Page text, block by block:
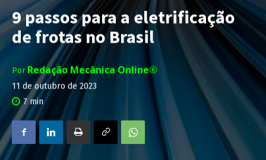
9 passos para a eletrificação
de frotas no Brasil
Por Redação Mecânica Online®
11 de outubro de 2023
7min